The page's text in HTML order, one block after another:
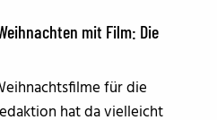
mit Film: Die
für die
hat da vielleicht